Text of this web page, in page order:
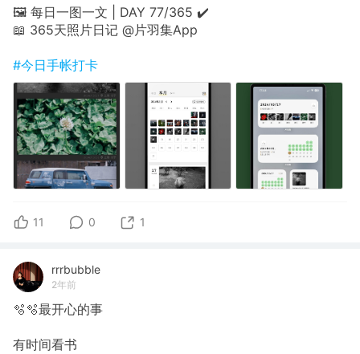
🖼 每日一图一文 | DAY 77/365 ✔️
📖 365天照片日记 @片羽集App
#今日手帐打卡
11 0 1
rrrbubble
2年前
🫧🫧最开心的事
有时间看书